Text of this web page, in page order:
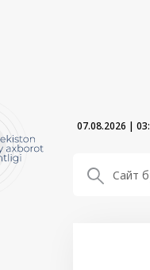
07.08.2026 |